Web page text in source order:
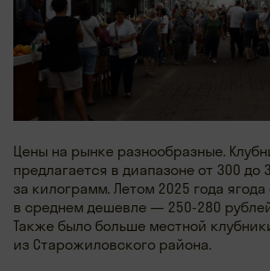
Цены на рынке разнообразные.
предлагается в диапазоне от 300 до
за килограмм. Летом 2025 года ягода
в среднем дешевле — 250-280
Также было больше местной
из Старожиловского района.